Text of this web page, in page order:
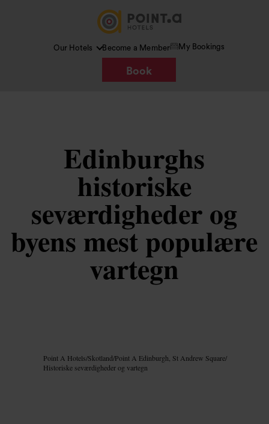
Our Hotels Become a Member My Bookings
Book
Edinburghs
historiske
seværdigheder og
byens mest populære
vartegn
Point A Hotels/Skotland/Point A Edinburgh, St Andrew Square/
Historiske seværdigheder og vartegn